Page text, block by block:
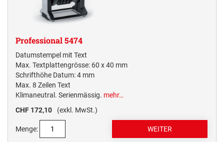
Professional 5474
Datumstempel mit Text
Max. Textplattengrösse: 60 x 40 mm
Schrifthöhe Datum: 4 mm
Max. 8 Zeilen Text
Klimaneutral. Serienmässig. mehr…
CHF 172,10
(exkl. MwSt.)
Menge: